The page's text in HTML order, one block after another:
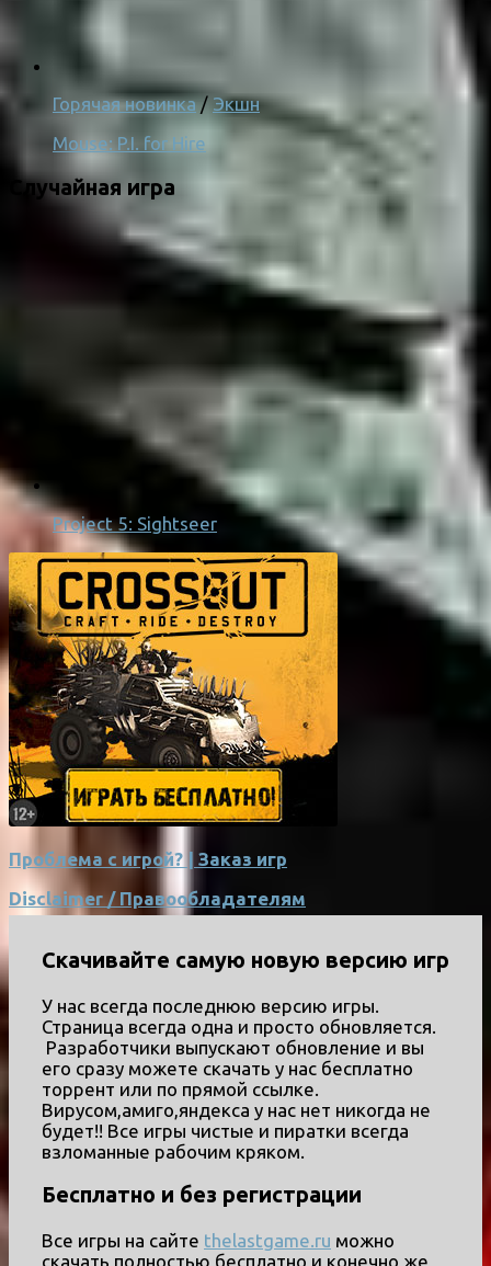
Горячая новинка/ Экшн
Mouse: P.I. for Hire
Случайная игра
Project 5: Sightseer
Проблема с игрой? | Заказ игр
Disclaimer / Правообладателям
Скачивайте самую новую версию игр
У нас всегда последнюю версию игры.
Страница всегда одна и просто обновляется.
Разработчики выпускают обновление и вы
его сразу можете скачать у нас бесплатно
торрент или по прямой ссылке.
Вирусом,амиго,яндекса у нас нет никогда не
будет!! Все игры чистые и пиратки всегда
взломанные рабочим кряком.
Бесплатно и без регистрации
Все игры на сайте thelastgame.ru можно
скачать полностью бесплатно и конечно же